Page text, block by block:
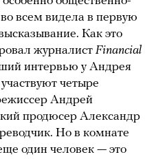
всем видела в первую
Как это
журналист Financial
интервью у Андрея
четыре
Андрей
продюсер Александр
Но в комнате
один человек — это